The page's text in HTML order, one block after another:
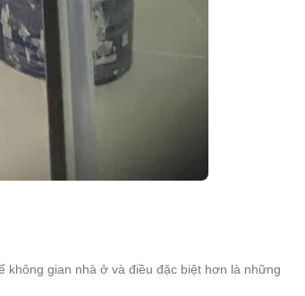
không gian nhà ở và điều đặc biệt hơn là những